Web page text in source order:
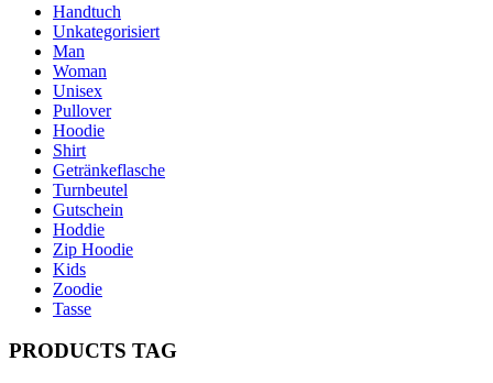
Handtuch
Unkategorisiert
Man
Woman
Unisex
Pullover
Hoodie
Shirt
Getränkeflasche
Turnbeutel
Gutschein
Hoddie
Zip Hoodie
Kids
Zoodie
Tasse
PRODUCTS TAG